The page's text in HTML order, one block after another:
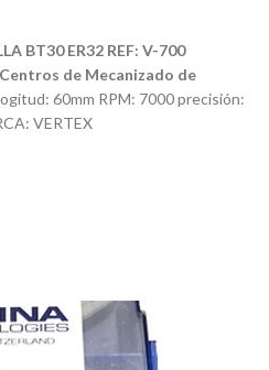
BT30 ER32 REF: V-700
de Mecanizado de
60mm RPM: 7000 precisión:
VERTEX